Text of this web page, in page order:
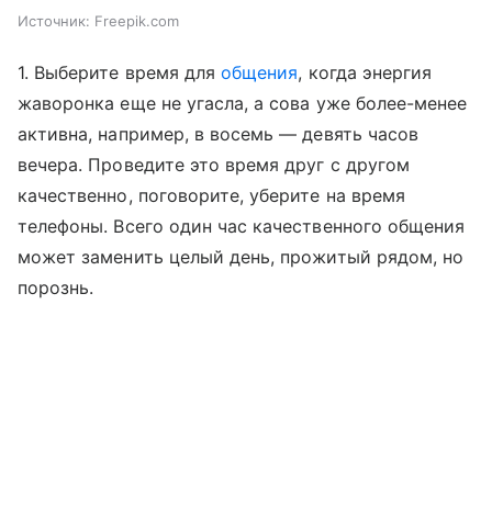
Источник: Freepik.com
1. Выберите время дляобщения, когда энергия
жаворонка еще не угасла, а сова уже более-менее
активна, например, в восемь — девять часов
вечера. Проведите это время друг с другом
качественно, поговорите, уберите на время
телефоны. Всего один час качественного общения
может заменить целый день, прожитый рядом, но
порознь.